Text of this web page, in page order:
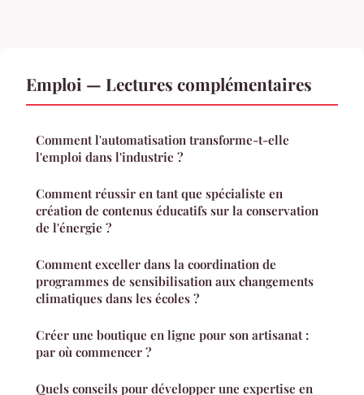
Emploi — Lectures complémentaires
Comment l'automatisation transforme-t-elle
l'emploi dans l'industrie ?
Comment réussir en tant que spécialiste en
création de contenus éducatifs sur la conservation
de l'énergie ?
Comment exceller dans la coordination de
programmes de sensibilisation aux changements
climatiques dans les écoles ?
Créer une boutique en ligne pour son artisanat :
par où commencer ?
Quels conseils pour développer une expertise en